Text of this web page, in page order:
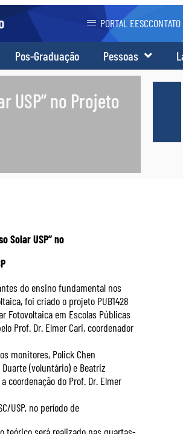
PORTAL EESCCONTATO
Pos-Graduação Pessoas
USP” no Projeto
Solar USP” no
do ensino fundamental nos
foi criado o projeto PUB1428
Fotovoltaica em Escolas Públicas
Prof. Dr. Elmer Cari, coordenador
monitores, Polick Chen
(voluntário) e Beatriz
coordenação do Prof. Dr. Elmer
USP, no período de